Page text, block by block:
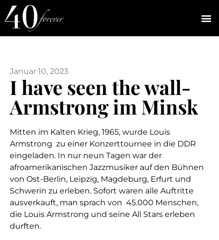
Januar 10, 2023
I have seen the wall-
Armstrong im Minsk
Mitten im Kalten Krieg, 1965, wurde Louis
Armstrong zu einer Konzerttournee in die DDR
eingeladen. In nur neun Tagen war der
afroamerikanischen Jazzmusiker auf den Bühnen
von Ost-Berlin, Leipzig, Magdeburg, Erfurt und
Schwerin zu erleben. Sofort waren alle Auftritte
ausverkauft, man sprach von 45.000 Menschen,
die Louis Armstrong und seine All Stars erleben
durften.